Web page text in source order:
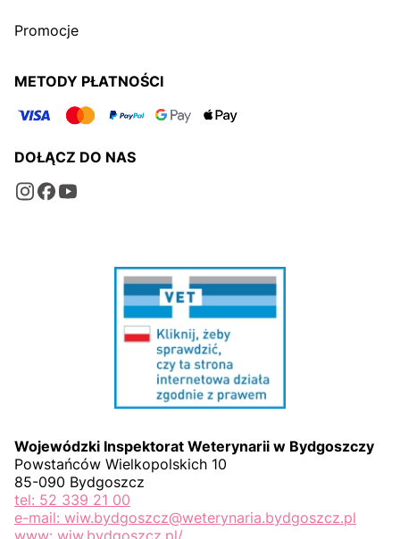
Promocje
METODY PŁATNOŚCI
DOŁĄCZ DO NAS
Wojewódzki Inspektorat Weterynarii w Bydgoszczy
Powstańców Wielkopolskich 10
85-090 Bydgoszcz
tel: 52 339 21 00
e-mail: wiw.bydgoszcz@weterynaria.bydgoszcz.pl